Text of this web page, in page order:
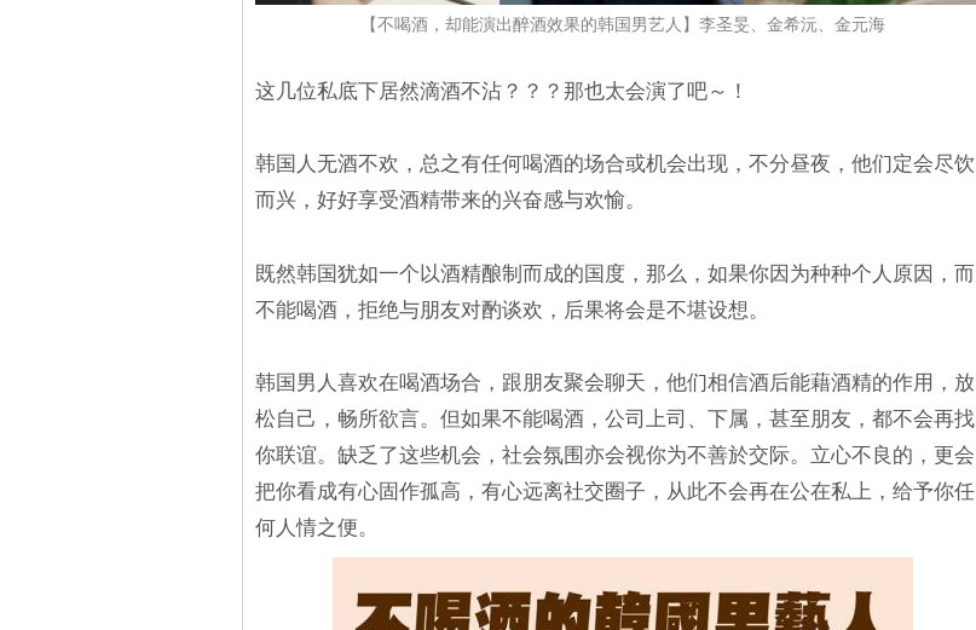
【不喝酒，却能演出醉酒效果的韩国男艺人】李圣旻、金希沅、金元海
这几位私底下居然滴酒不沾？？？那也太会演了吧～！
韩国人无酒不欢，总之有任何喝酒的场合或机会出现，不分昼夜，他们定会尽饮
而兴，好好享受酒精带来的兴奋感与欢愉。
既然韩国犹如一个以酒精酿制而成的国度，那么，如果你因为种种个人原因，而
不能喝酒，拒绝与朋友对酌谈欢，后果将会是不堪设想。
韩国男人喜欢在喝酒场合，跟朋友聚会聊天，他们相信酒后能藉酒精的作用，放
松自己，畅所欲言。但如果不能喝酒，公司上司、下属，甚至朋友，都不会再找
你联谊。缺乏了这些机会，社会氛围亦会视你为不善於交际。立心不良的，更会
把你看成有心固作孤高，有心远离社交圈子，从此不会再在公在私上，给予你任
何人情之便。